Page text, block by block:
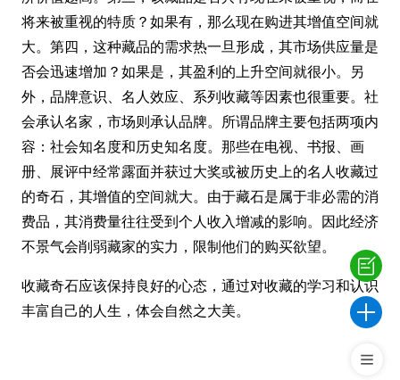
将来被重视的特质？如果有，那么现在购进其增值空间就
大。第四，这种藏品的需求热一旦形成，其市场供应量是
否会迅速增加？如果是，其盈利的上升空间就很小。另
外，品牌意识、名人效应、系列收藏等因素也很重要。社
会承认名家，市场则承认品牌。所谓品牌主要包括两项内
容：社会知名度和历史知名度。那些在电视、书报、画
册、展评中经常露面并获过大奖或被历史上的名人收藏过
的奇石，其增值的空间就大。由于藏石是属于非必需的消
费品，其消费量往往受到个人收入增减的影响。因此经济
不景气会削弱藏家的实力，限制他们的购买欲望。
收藏奇石应该保持良好的心态，通过对收藏的学习和认识
丰富自己的人生，体会自然之大美。